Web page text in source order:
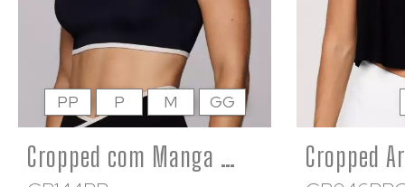
Cropped com Manga Microfibra Barrinha Branca Estampado
PP P M GG